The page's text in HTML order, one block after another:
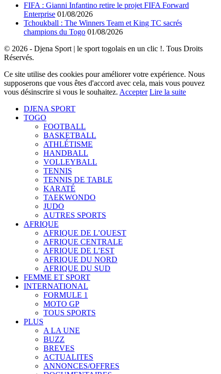
FIFA : Gianni Infantino retire le projet FIFA Forward
Enterprise 01/08/2026
Tchoukball : The Winners Team et King TC sacrés
champions du Togo 01/08/2026
© 2026 - Djena Sport | le sport togolais en un clic !. Tous Droits
Réservés.
Ce site utilise des cookies pour améliorer votre expérience. Nous
supposerons que vous êtes d'accord avec cela, mais vous pouvez
vous désinscrire si vous le souhaitez. Accepter Lire la suite
DJENA SPORT
TOGO
FOOTBALL
BASKETBALL
ATHLÉTISME
HANDBALL
VOLLEYBALL
TENNIS
TENNIS DE TABLE
KARATÉ
TAEKWONDO
JUDO
AUTRES SPORTS
AFRIQUE
AFRIQUE DE L’OUEST
AFRIQUE CENTRALE
AFRIQUE DE L’EST
AFRIQUE DU NORD
AFRIQUE DU SUD
FEMME ET SPORT
INTERNATIONAL
FORMULE 1
MOTO GP
TOUS SPORTS
PLUS
A LA UNE
BUZZ
BREVES
ACTUALITES
ANNONCES/OFFRES